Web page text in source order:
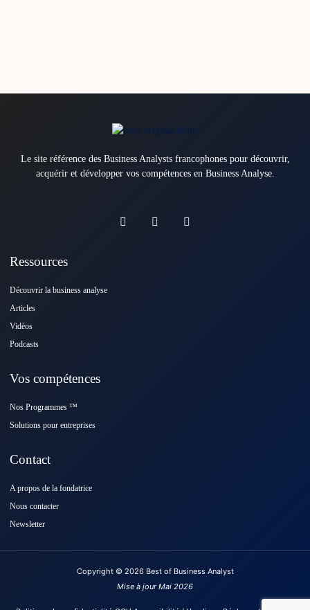
Le site référence des Business Analysts francophones pour découvrir,
acquérir et développer vos compétences en Business Analyse.
Ressources
Découvrir la business analyse
Articles
Vidéos
Podcasts
Vos compétences
Nos Programmes ™️
Solutions pour entreprises
Contact
A propos de la fondatrice
Nous contacter
Newsletter
Copyright © 2026 Best of Business Analyst
Mise à jour Mai 2026